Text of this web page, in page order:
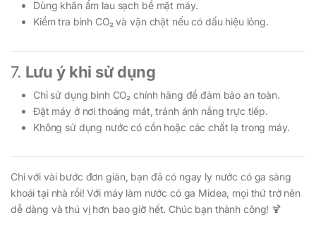
Dùng khăn ẩm lau sạch bề mặt máy.
Kiểm tra bình CO₂ và vặn chặt nếu có dấu hiệu lỏng.
7. Lưu ý khi sử dụng
Chỉ sử dụng bình CO₂ chính hãng để đảm bảo an toàn.
Đặt máy ở nơi thoáng mát, tránh ánh nắng trực tiếp.
Không sử dụng nước có cồn hoặc các chất lạ trong máy.
Chỉ với vài bước đơn giản, bạn đã có ngay ly nước có ga sảng
khoái tại nhà rồi! Với máy làm nước có ga Midea, mọi thứ trở nên
dễ dàng và thú vị hơn bao giờ hết. Chúc bạn thành công! 🍹